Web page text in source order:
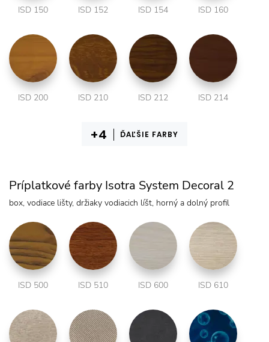
ISD 150 ISD 152 ISD 154 ISD 160
ISD 200 ISD 210 ISD 212 ISD 214
ĎAĽŠIE FARBY
Príplatkové farby Isotra System Decoral 2
box, vodiace lišty, držiaky vodiacich líšt, horný a dolný profil
ISD 500 ISD 510 ISD 600 ISD 610